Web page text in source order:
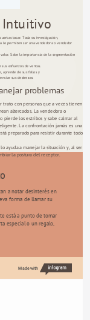
Intuitivo
tocar. Toda su investigación,
le permiten ser una vendedora o vendedor
Sabe la importancia de la segmentación
esfuerzos de ventas.
aprende de sus fallos y
sus destrezas.
problemas
trato con personas que a veces tienen
altercados. La vendedora o
pierde los estribos y sabe calmar al
La confrontación jamás es una
preparado para resistir durante todo
ayuda a manejar la situación y, al ser
la postura del receptor.
a notar desinterés en
forma de llamar su
está a punto de tomar
especial o un regalo,
Made with